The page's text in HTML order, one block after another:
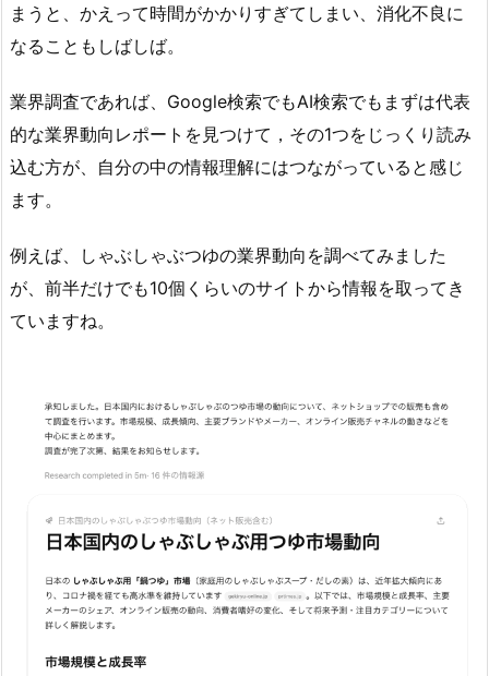
まうと、かえって時間がかかりすぎてしまい、消化不良に
なることもしばしば。
業界調査であれば、Google検索でもAI検索でもまずは代表
的な業界動向レポートを見つけて，その1つをじっくり読み
込む方が、自分の中の情報理解にはつながっていると感じ
ます。
例えば、しゃぶしゃぶつゆの業界動向を調べてみました
が、前半だけでも10個くらいのサイトから情報を取ってき
ていますね。